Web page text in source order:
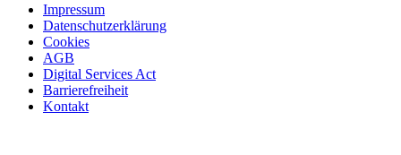
Impressum
Datenschutzerklärung
Cookies
AGB
Digital Services Act
Barrierefreiheit
Kontakt